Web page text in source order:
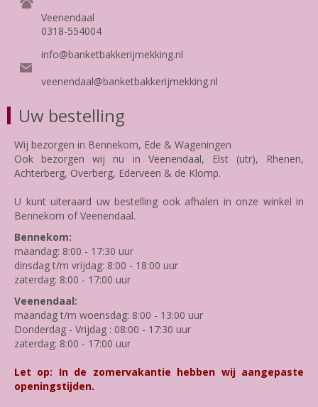
Veenendaal
0318-554004
info@banketbakkerijmekking.nl
veenendaal@banketbakkerijmekking.nl
Uw bestelling
Wij bezorgen in Bennekom, Ede & Wageningen
Ook bezorgen wij nu in Veenendaal, Elst (utr), Rhenen,
Achterberg, Overberg, Ederveen & de Klomp.
U kunt uiteraard uw bestelling ook afhalen in onze winkel in
Bennekom of Veenendaal.
Bennekom:
maandag: 8:00 - 17:30 uur
dinsdag t/m vrijdag: 8:00 - 18:00 uur
zaterdag: 8:00 - 17:00 uur
Veenendaal:
maandag t/m woensdag: 8:00 - 13:00 uur
Donderdag - Vrijdag : 08:00 - 17:30 uur
zaterdag: 8:00 - 17:00 uur
Let op: In de zomervakantie hebben wij aangepaste
openingstijden.